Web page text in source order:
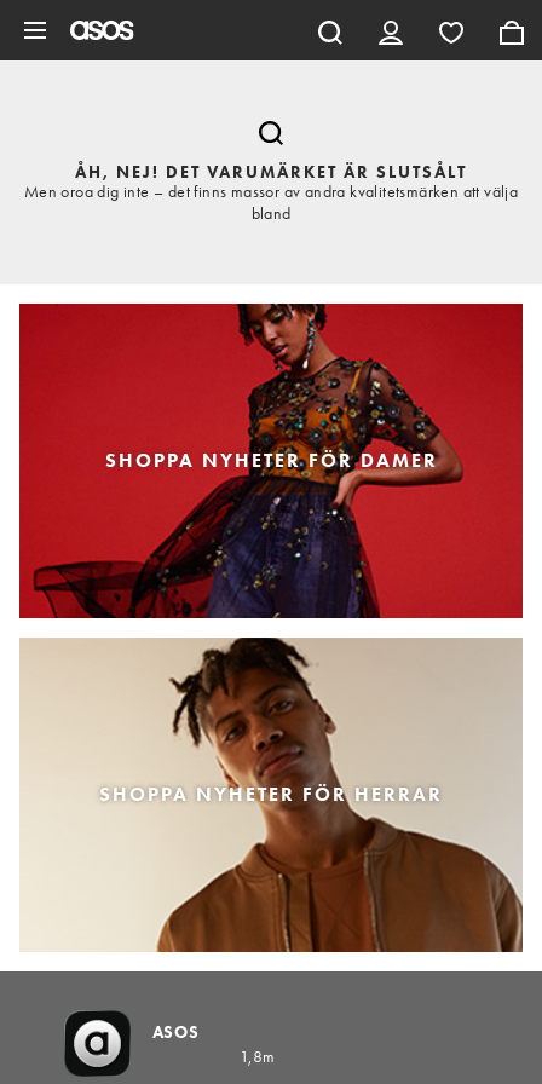
ÅH, NEJ! DET VARUMÄRKET ÄR SLUTSÅLT
Men oroa dig inte – det finns massor av andra kvalitetsmärken att välja
bland
SHOPPA NYHETER FÖR DAMER
SHOPPA NYHETER FÖR HERRAR
ASOS
1,8m